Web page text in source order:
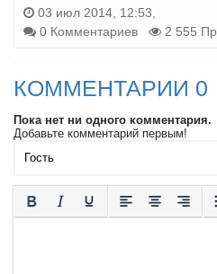
03 июл 2014, 12:53,
0 Комментариев
2 555
КОММЕНТАРИИ 0
Пока нет ни одного комментария.
Добавьте комментарий первым!